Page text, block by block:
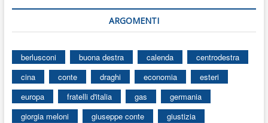
ARGOMENTI
berlusconi buona destra calenda
centrodestra
cina
conte draghi economia
esteri
europa
fratelli d'italia gas
germania
giorgia meloni
giuseppe conte
giustizia